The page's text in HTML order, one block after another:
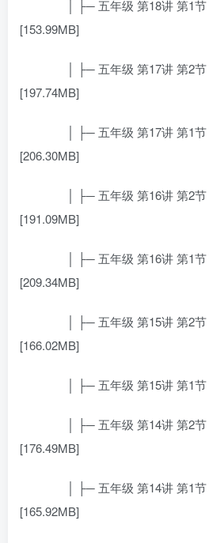
│ ├─ 五年级 第18讲 第1节
[153.99MB]
│ ├─ 五年级 第17讲 第2节
[197.74MB]
│ ├─ 五年级 第17讲 第1节
[206.30MB]
│ ├─ 五年级 第16讲 第2节
[191.09MB]
│ ├─ 五年级 第16讲 第1节
[209.34MB]
│ ├─ 五年级 第15讲 第2节
[166.02MB]
│ ├─ 五年级 第15讲 第1节
│ ├─ 五年级 第14讲 第2节
[176.49MB]
│ ├─ 五年级 第14讲 第1节
[165.92MB]